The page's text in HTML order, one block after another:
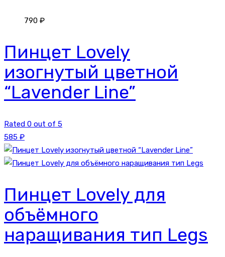
790 ₽
Пинцет Lovely
изогнутый цветной
“Lavender Line”
Rated 0 out of 5
585 ₽
Пинцет Lovely для
объёмного
наращивания тип Legs